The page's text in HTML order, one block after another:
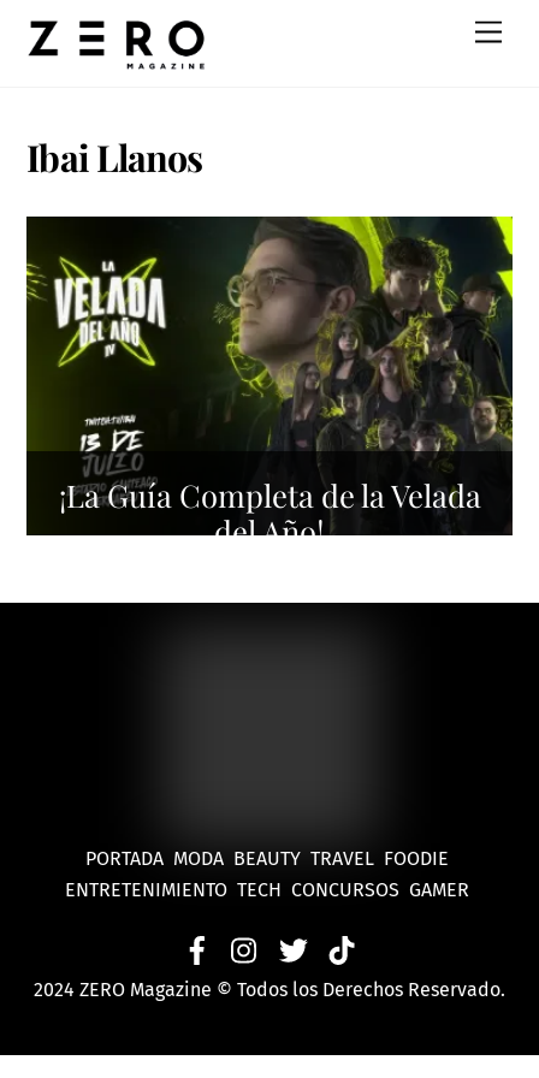
Ibai Llanos
¡La Guía Completa de la Velada
del Año!
PORTADA MODA BEAUTY TRAVEL FOODIE
ENTRETENIMIENTO TECH CONCURSOS GAMER
2024 ZERO Magazine © Todos los Derechos Reservado.